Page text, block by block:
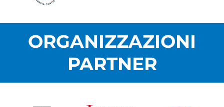
ORGANIZZAZIONI
PARTNER